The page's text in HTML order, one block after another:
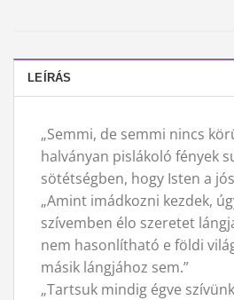
LEÍRÁS
„Semmi, de semmi nincs
halványan pislákoló fények
sötétségben, hogy Isten a
„Amint imádkozni kezdek,
szívemben élo szeretet
nem hasonlítható e földi
másik lángjához sem.”
„Tartsuk mindig égve